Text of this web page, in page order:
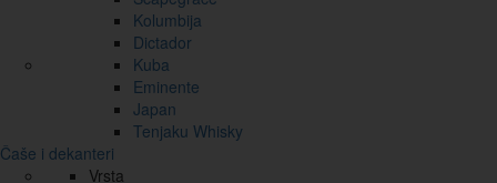
Kolumbija
Dictador
Kuba
Eminente
Japan
Tenjaku Whisky
Čaše i dekanteri
Vrsta